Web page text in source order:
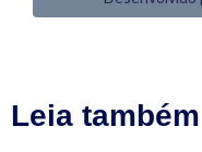
Leia também